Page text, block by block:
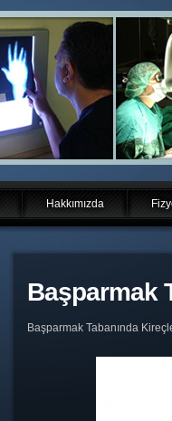
Hakkımızda
Başparmak
Başparmak Tabanında